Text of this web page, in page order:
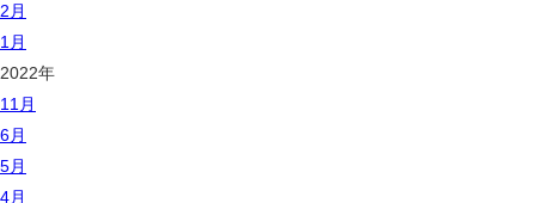
2月
1月
2022年
11月
6月
5月
4月